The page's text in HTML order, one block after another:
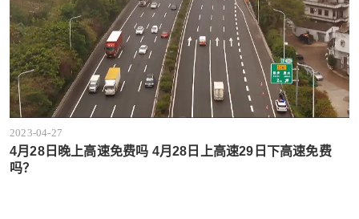
2023-04-27
4月28日晚上高速免费吗 4月28日上高速29日下高速免费
吗？